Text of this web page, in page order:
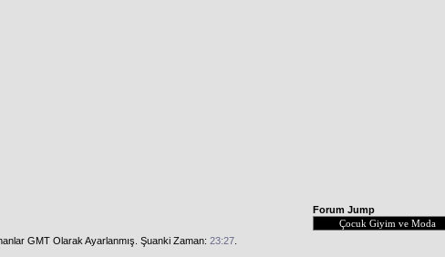
Forum Jump
GMT Olarak Ayarlanmış. Şuanki Zaman: 23:27